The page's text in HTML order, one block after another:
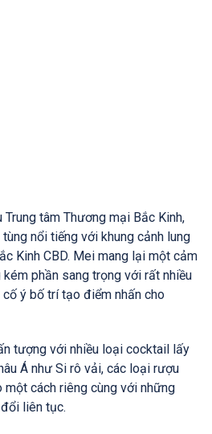
tâm Thương mại Bắc Kinh,
nổi tiếng với khung cảnh lung
Kinh CBD. Mei mang lại một cảm
phần sang trọng với rất nhiều
ý bố trí tạo điểm nhấn cho
tượng với nhiều loại cocktail lấy
Á như Si rô vải, các loại rượu
cách riêng cùng với những
liên tục.